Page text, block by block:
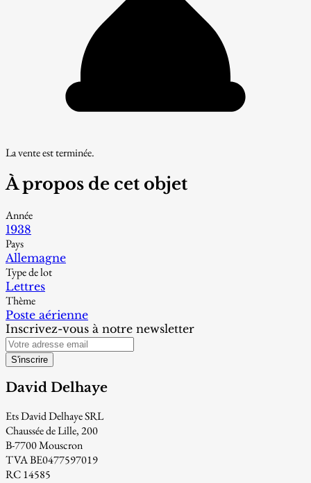
La vente est terminée.
À propos de cet objet
Année
1938
Pays
Allemagne
Type de lot
Lettres
Thème
Poste aérienne
Inscrivez-vous à notre newsletter
S'inscrire
David Delhaye
Ets David Delhaye SRL
Chaussée de Lille, 200
B-7700 Mouscron
TVA BE0477597019
RC 14585